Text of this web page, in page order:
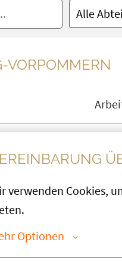
verwenden Cookies,
Optionen
Alle
VORPOMMERN
w/d) - Region